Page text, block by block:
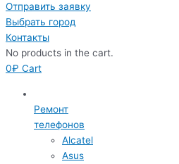
Отправить заявку
Выбрать город
Контакты
No products in the cart.
0₽ Cart
Ремонт
телефонов
Alcatel
Asus